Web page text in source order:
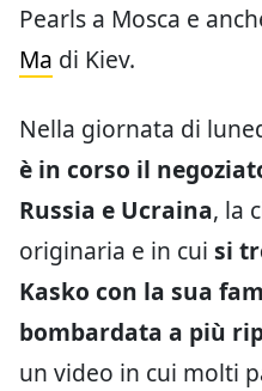
Pearls a Mosca e
Ma di Kiev.
Nella giornata di
è in corso il
Russia e Ucraina, la
originaria e in cui si
Kasko con la sua
bombardata a più
un video in cui molti